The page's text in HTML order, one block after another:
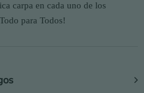
carpa en cada uno de los
para Todos!